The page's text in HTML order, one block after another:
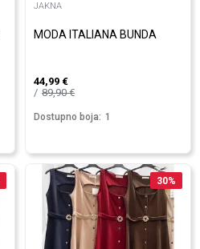
JAKNA
MODA ITALIANA BUNDA
44,99 €
89,90€
Dostupno boja: 1
30%